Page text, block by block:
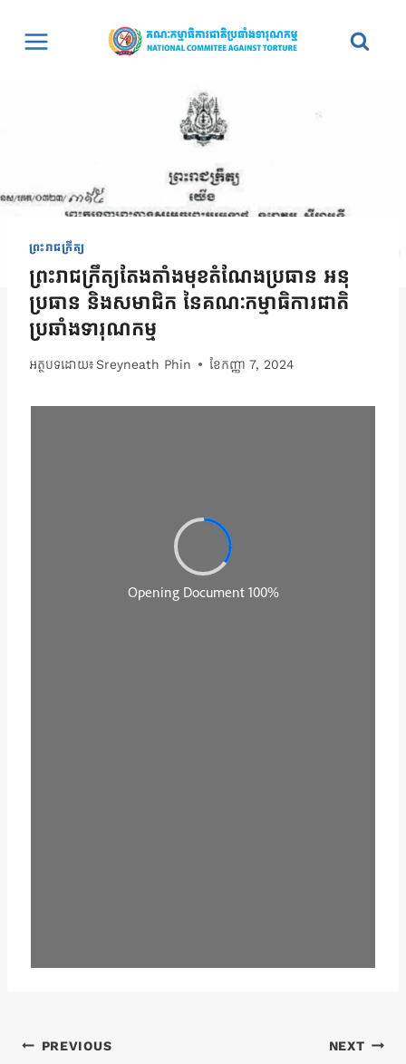
ព្រះរាជក្រឹត្យ
ព្រះរាជក្រឹត្យតែងតាំងមុខតំណែងប្រធាន អនុ
ប្រធាន និងសមាជិក នៃគណៈកម្មាធិការជាតិ
ប្រឆាំងទារុណកម្ម
អត្ថបទដោយ៖ Sreyneath Phin ខែ​កញ្ញា 7, 2024
ការ​PREVIOUS NEXT